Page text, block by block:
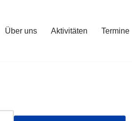
Über uns Aktivitäten Termine